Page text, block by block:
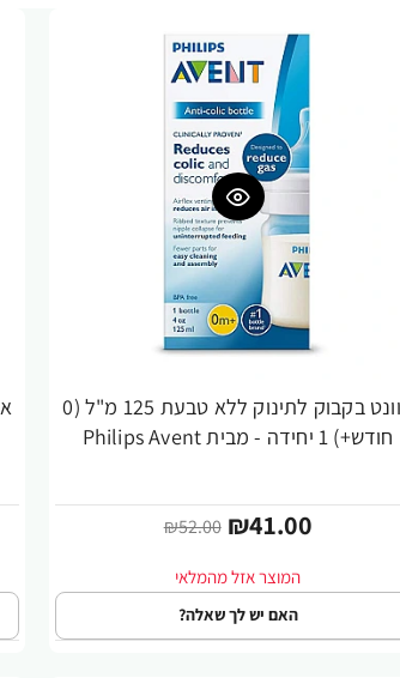
-21%
אוונט בקבוק לתינוק ללא טבעת 125 מ"ל (0
חודש+) 1 יחידה - מבית Philips Avent
₪41.00
₪52.00
האם יש לך שאלה?